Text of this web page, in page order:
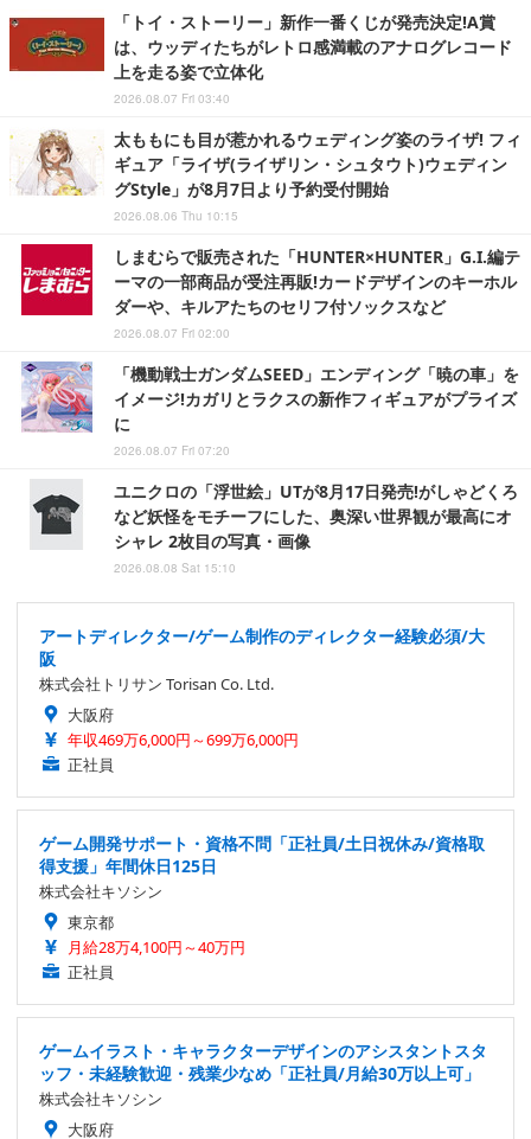
「トイ・ストーリー」新作一番くじが発売決定!A賞
は、ウッディたちがレトロ感満載のアナログレコード
上を走る姿で立体化
2026.08.07 Fri 03:40
太ももにも目が惹かれるウェディング姿のライザ! フィ
ギュア「ライザ(ライザリン・シュタウト)ウェディン
グStyle」が8月7日より予約受付開始
2026.08.06 Thu 10:15
しまむらで販売された「HUNTER×HUNTER」G.I.編テ
ーマの一部商品が受注再販!カードデザインのキーホル
ダーや、キルアたちのセリフ付ソックスなど
2026.08.07 Fri 02:00
「機動戦士ガンダムSEED」エンディング「暁の車」を
イメージ!カガリとラクスの新作フィギュアがプライズ
に
2026.08.07 Fri 07:20
ユニクロの「浮世絵」UTが8月17日発売!がしゃどくろ
など妖怪をモチーフにした、奥深い世界観が最高にオ
シャレ 2枚目の写真・画像
2026.08.08 Sat 15:10
アートディレクター/ゲーム制作のディレクター経験必須/大
阪
株式会社トリサン Torisan Co. Ltd.
大阪府
年収469万6,000円～699万6,000円
正社員
ゲーム開発サポート・資格不問「正社員/土日祝休み/資格取
得支援」年間休日125日
株式会社キソシン
東京都
月給28万4,100円～40万円
正社員
ゲームイラスト・キャラクターデザインのアシスタントスタ
ッフ・未経験歓迎・残業少なめ「正社員/月給30万以上可」
株式会社キソシン
大阪府